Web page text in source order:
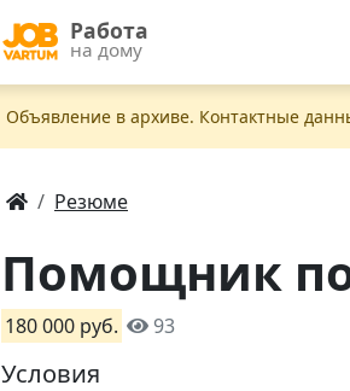
Работа
на дому
Объявление в apxивe. Контактные
Резюме
Помощник
180 000 руб. 93
Условия